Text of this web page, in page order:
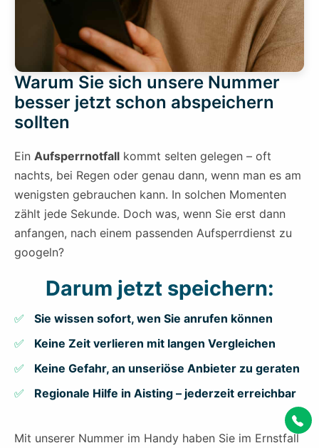
Warum Sie sich unsere Nummer
besser jetzt schon abspeichern
sollten
Ein Aufsperrnotfall kommt selten gelegen – oft
nachts, bei Regen oder genau dann, wenn man es am
wenigsten gebrauchen kann. In solchen Momenten
zählt jede Sekunde. Doch was, wenn Sie erst dann
anfangen, nach einem passenden Aufsperrdienst zu
googeln?
Darum jetzt speichern:
Sie wissen sofort, wen Sie anrufen können
Keine Zeit verlieren mit langen Vergleichen
Keine Gefahr, an unseriöse Anbieter zu geraten
Regionale Hilfe in Aisting – jederzeit erreichbar
Mit unserer Nummer im Handy haben Sie im Ernstfall